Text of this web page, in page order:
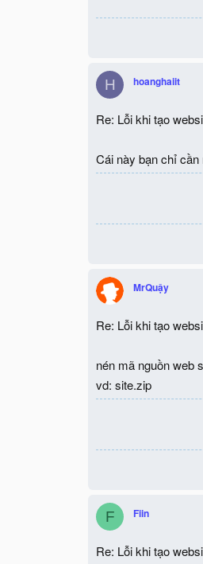
H hoanghaiit
Re: Lỗi khi tạo
Cái này bạn chỉ cần
MrQuậy
Re: Lỗi khi tạo
nén mã nguồn web
vd: site.zip
F Fiin
Re: Lỗi khi tạo